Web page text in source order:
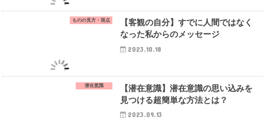
ものの見方・視点
【客観の自分】すでに人間ではなく
なった私からのメッセージ
2023.10.18
潜在意識
【潜在意識】潜在意識の思い込みを
見つける超簡単な方法とは？
2023.09.13